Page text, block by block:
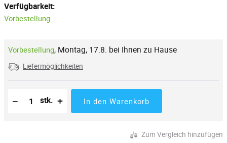
Verfügbarkeit:
Vorbestellung
Vorbestellung, Montag, 17.8. bei Ihnen zu Hause
Liefermöglichkeiten
−
Reduzierung der Menge
Anzahl der Stücke
stk. + In den Warenkorb
Zum Vergleich hinzufügen